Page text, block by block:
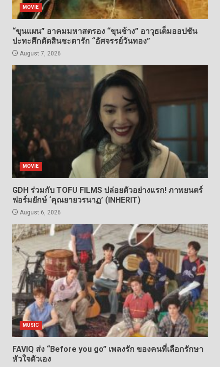
MOVIE
“ขุนแผน” อาคมมหาสตรอง “ขุนช้าง” อาวุธเต็มออปชัน
ปะทะศึกตัดสินชะตารัก “อัศจรรย์วันทอง”
August 7, 2026
MOVIE
GDH ร่วมกับ TOFU FILMS ปล่อยตัวอย่างแรก! ภาพยนตร์
ฟอร์มยักษ์ ‘คุณยายวรนาฏ’ (INHERIT)
August 6, 2026
MUSIC
FAVIQ ส่ง “Before you go” เพลงรัก ของคนที่เลือกรักษา
หัวใจตัวเอง